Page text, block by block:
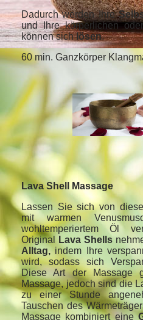
Dadurch werden Ihre
und Ihre körperlichen
können sichlösen.
60 min. Ganzkörper
Lava Shell Massage
Lassen Sie sich von
mit warmen
wohltemperiertem Öl
Original
Lava Shells
Alltag, indem Ihre
wird, sodass sich
Diese Art der Massage
Massage, jedoch sind die
zu einer Stunde
Tauschen des
Massage kombiniert eine